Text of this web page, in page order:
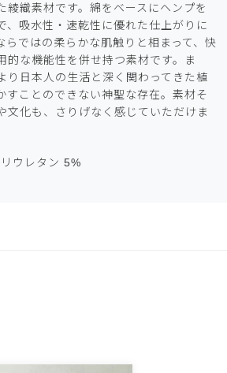
綾織素材です。綿をベースにヘンプを
、吸水性・速乾性に優れた仕上がりに
らではの柔らかな肌触りと相まって、快
的な機能性を併せ持つ素材です。ま
り日本人の生活と深く関わってきた植
すことのできない神聖な存在。素材そ
文化も、さりげなく感じていただけま
ウレタン 5%